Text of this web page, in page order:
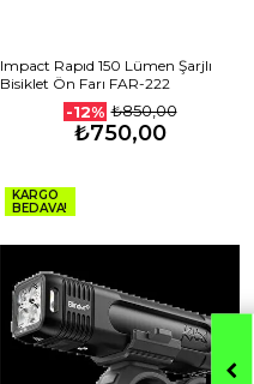
Impact Rapıd 150 Lümen Şarjlı
Bisiklet Ön Farı FAR-222
-12% ₺850,00
₺750,00
KARGO
BEDAVA!